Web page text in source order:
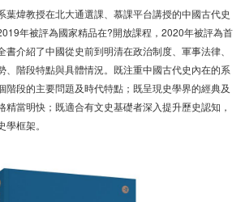
葉煒教授在北大通選課、慕課平台講授的中國古代史
年被評為國家精品在?開放課程，2020年被評為首
介紹了中國從史前到明清在政治制度、軍事法律、
、階段特點與具體情況。既注重中國古代史內在的系
階段的主要問題及時代特點；既呈現史學界的經典及
精當明快；既適合有文史基礎者深入提升歷史認知，
框架。